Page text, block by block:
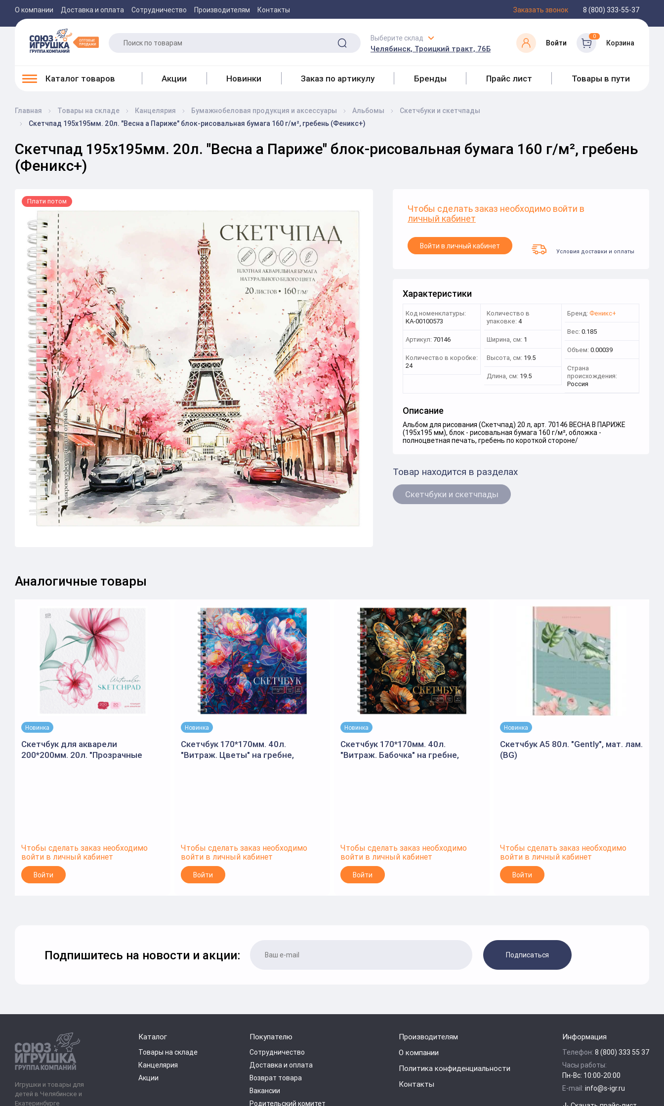
О компании Доставка и оплата Сотрудничество Производителям Контакты Заказать звонок 8 (800) 333-55-37
Выберите склад
Челябинск, Троицкий тракт, 76Б
Войти
0
Корзина
Каталог товаров Акции Новинки Заказ по артикулу Бренды Прайс лист Товары в пути
Главная Товары на складе Канцелярия Бумажнобеловая продукция и аксесcуары Альбомы
Скетчбуки и скетчпады
Скетчпад 195х195мм. 20л. "Весна а Париже" блок-рисовальная бумага 160 г/м², гребень (Феникс+)
Скетчпад 195х195мм. 20л. "Весна а Париже" блок-рисовальная бумага 160 г/м², гребень
(Феникс+)
Плати потом
Чтобы сделать заказ необходимо войти в
личный кабинет
Войти в личный кабинет
Условия доставки и оплаты
Характеристики
Код номенклатуры:
КА-00100573
Артикул: 70146
Количество в коробке:
24
Количество в
упаковке: 4
Ширина, см: 1
Высота, см: 19.5
Длина, см: 19.5
Бренд: Феникс+
Вес: 0.185
Объем: 0.00039
Страна
происхождения:
Россия
Описание
Альбом для рисования (Скетчпад) 20 л, арт. 70146 ВЕСНА В ПАРИЖЕ
(195х195 мм), блок - рисовальная бумага 160 г/м², обложка -
полноцветная печать, гребень по короткой стороне/
Товар находится в разделах
Скетчбуки и скетчпады
Аналогичные товары
Новинка
Скетчбук для акварели
200*200мм. 20л. "Прозрачные
Чтобы сделать заказ необходимо
войти в личный кабинет
Войти
Новинка
Скетчбук 170*170мм. 40л.
"Витраж. Цветы" на гребне,
Чтобы сделать заказ необходимо
войти в личный кабинет
Войти
Новинка
Скетчбук 170*170мм. 40л.
"Витраж. Бабочка" на гребне,
Чтобы сделать заказ необходимо
войти в личный кабинет
Войти
Новинка
Скетчбук А5 80л. "Gently", мат. лам.
(BG)
Чтобы сделать заказ необходимо
войти в личный кабинет
Войти
Подпишитесь на новости и акции: Подписаться
Игрушки и товары для
детей в Челябинске и
Екатеринбурге
Каталог
Товары на складе
Канцелярия
Акции
Покупателю
Сотрудничество
Доставка и оплата
Возврат товара
Вакансии
Родительский комитет
Производителям
О компании
Политика конфиденциальности
Контакты
Информация
Телефон: 8 (800) 333 55 37
Часы работы:
Пн-Вс: 10:00-20:00
E-mail: info@s-igr.ru